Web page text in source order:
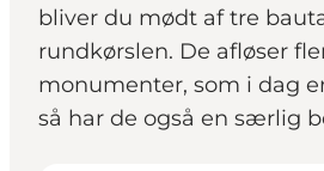
bliver du mødt af tre
rundkørslen. De afløser
monumenter, som i dag
så har de også en særlig